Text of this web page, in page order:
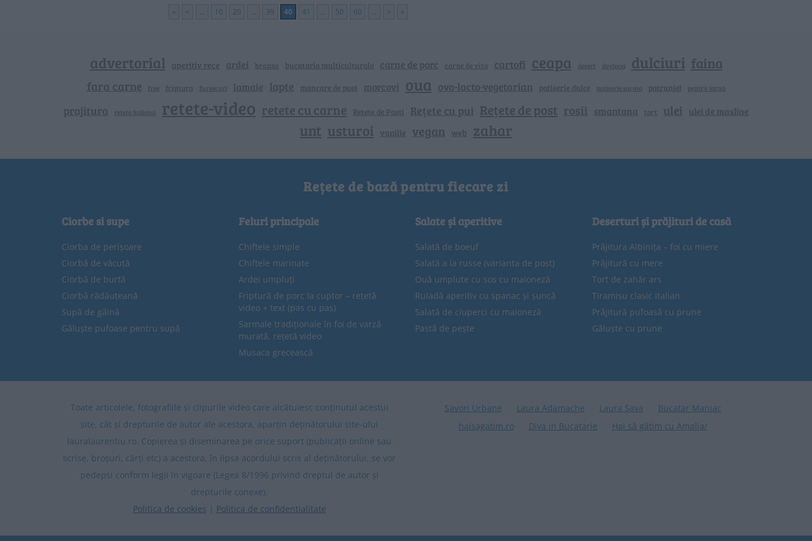
« < ... 10 20 ... 39 40 41 ... 50 60 ... > »
advertorial aperitiv rece ardei branza bucataria multiculturala carne de porc carne de vita cartofi ceapa desert dovlecei dulciuri faina
fara carne free friptura fursecuri lamaie lapte mancare de post morcovi oua ovo-lacto-vegetarian patiserie dulce patiserie sarata patrunjel pentru iarna
prajitura reteta italiana retete-video retete cu carne Retete de Pasti Rețete cu pui Rețete de post rosii smantana tort ulei ulei de masline
unt usturoi vanilie vegan web zahar
Rețete de bază pentru fiecare zi
Ciorbe si supe
Ciorba de perișoare
Ciorbă de văcuță
Ciorbă de burtă
Ciorbă rădăuțeană
Supă de găină
Găluște pufoase pentru supă
Feluri principale
Chiftele simple
Chiftele marinate
Ardei umpluți
Friptură de porc la cuptor – rețetă
video + text (pas cu pas)
Sarmale tradiționale în foi de varză
murată, rețetă video
Musaca grecească
Salate și aperitive
Salată de boeuf
Salată a la russe (varianta de post)
Ouă umplute cu sos cu maioneză
Ruladă aperitiv cu spanac și șuncă
Salată de ciuperci cu maioneză
Pastă de pește
Deserturi și prăjituri de casă
Prăjitura Albinița – foi cu miere
Prăjitură cu mere
Tort de zahăr ars
Tiramisu clasic italian
Prăjitură pufoasă cu prune
Găluște cu prune
Toate articolele, fotografiile și clipurile video care alcătuiesc conținutul acestui
site, cât și drepturile de autor ale acestora, aparțin deținătorului site-ului
lauralaurentiu.ro. Copierea și diseminarea pe orice suport (publicații online sau
scrise, broșuri, cărți etc) a acestora, în lipsa acordului scris al deținătorului, se vor
pedepsi conform legii în vigoare (Legea 8/1996 privind dreptul de autor și
drepturile conexe).
Politica de cookies | Politica de confidentialitate
Savori Urbane Laura Adamache Laura Sava
Bucatar Maniac
haisagatim.ro
Diva in Bucatarie Hai să gătim cu Amalia/